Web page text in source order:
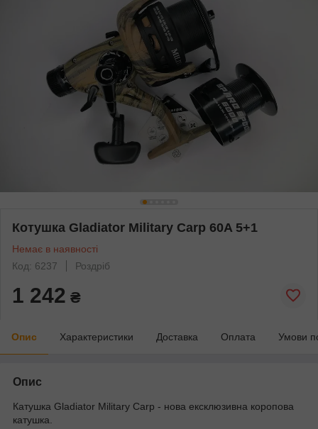
Котушка Gladiator Military Carp 60A 5+1
Немає в наявності
Код: 6237
Роздріб
1 242 ₴
Опис Характеристики Доставка Оплата Умови
Опис
Катушка Gladiator Military Carp - нова ексклюзивна коропова
катушка.